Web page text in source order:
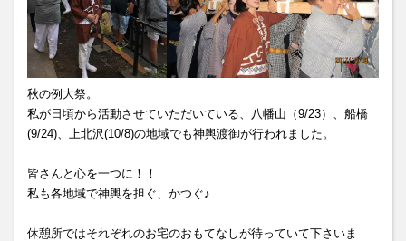
秋の例大祭。
私が日頃から活動させていただいている、八幡山（9/23）、船橋
(9/24)、上北沢(10/8)の地域でも神輿渡御が行われました。
皆さんと心を一つに！！
私も各地域で神輿を担ぐ、かつぐ♪
休憩所ではそれぞれのお宅のおもてなしが待っていて下さいま